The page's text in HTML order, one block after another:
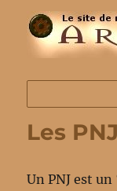
Les PNJ
Un PNJ est